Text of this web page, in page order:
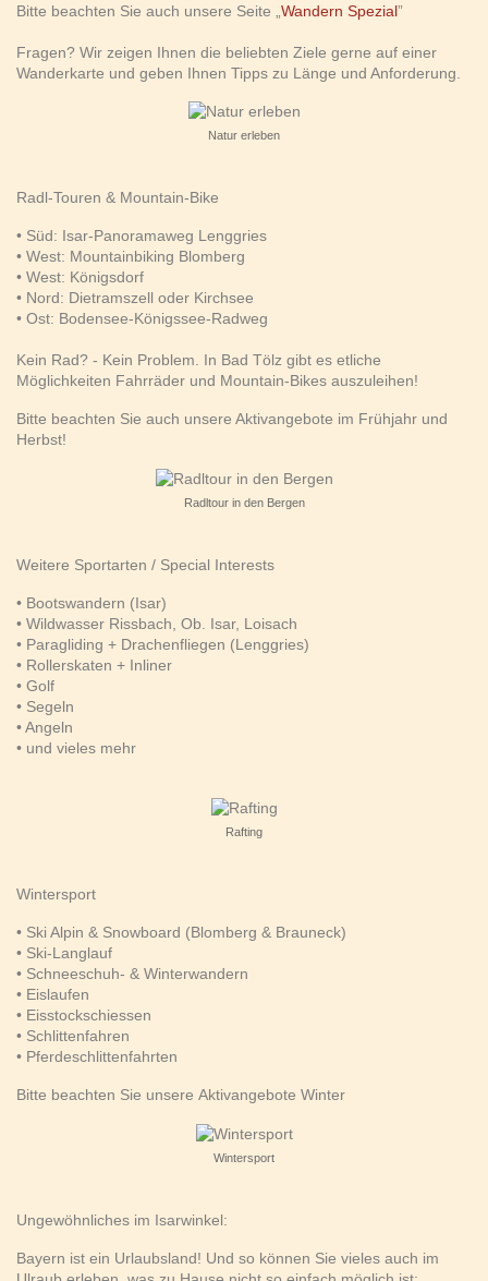
Bitte beachten Sie auch unsere Seite „ Wandern Spezial”
Fragen? Wir zeigen Ihnen die beliebten Ziele gerne auf einer
Wanderkarte und geben Ihnen Tipps zu Länge und Anforderung.
Natur erleben
Radl-Touren & Mountain-Bike
• Süd: Isar-Panoramaweg Lenggries
• West: Mountainbiking Blomberg
• West: Königsdorf
• Nord: Dietramszell oder Kirchsee
• Ost: Bodensee-Königssee-Radweg
Kein Rad? - Kein Problem. In Bad Tölz gibt es etliche
Möglichkeiten Fahrräder und Mountain-Bikes auszuleihen!
Bitte beachten Sie auch unsere Aktivangebote im Frühjahr und
Herbst!
Radltour in den Bergen
Weitere Sportarten / Special Interests
• Bootswandern (Isar)
• Wildwasser Rissbach, Ob. Isar, Loisach
• Paragliding + Drachenfliegen (Lenggries)
• Rollerskaten + Inliner
• Golf
• Segeln
• Angeln
• und vieles mehr
Rafting
Wintersport
• Ski Alpin & Snowboard (Blomberg & Brauneck)
• Ski-Langlauf
• Schneeschuh- & Winterwandern
• Eislaufen
• Eisstockschiessen
• Schlittenfahren
• Pferdeschlittenfahrten
Bitte beachten Sie unsere Aktivangebote Winter
Wintersport
Ungewöhnliches im Isarwinkel:
Bayern ist ein Urlaubsland! Und so können Sie vieles auch im